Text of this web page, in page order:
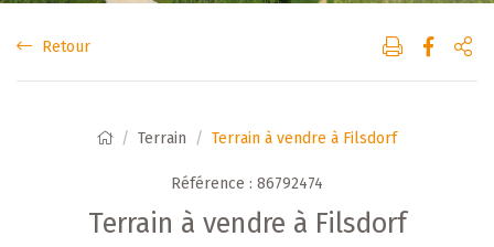
Retour
Terrain Terrain à vendre à Filsdorf
Référence : 86792474
Terrain à vendre à Filsdorf